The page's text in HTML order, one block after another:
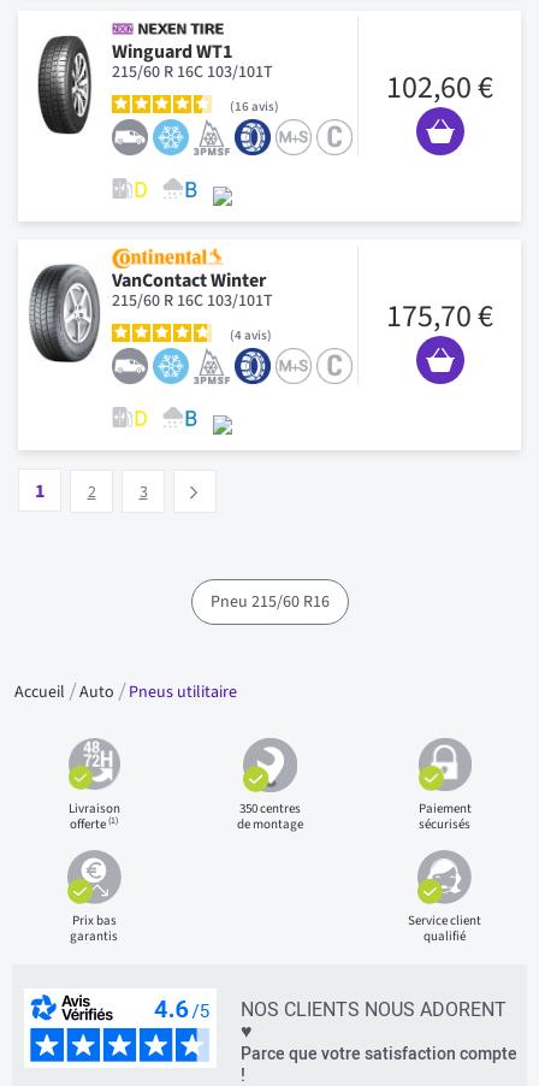
Winguard WT1
215/60 R 16C 103/101T
16avis 102,60 €
VanContact Winter
215/60 R 16C 103/101T
4avis 175,70 €
Vous lisez actuellement la page
1 2 3
Pneu 215/60 R16
Accueil Auto Pneus utilitaire
Livraison
offerte(1)
350 centres
de montage
Paiement
sécurisés
Prix bas
garantis
Service client
qualifié
NOS CLIENTS NOUS ADORENT
♥
Parce que votre satisfaction compte
!